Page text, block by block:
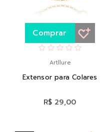
Comprar
Artllure
Extensor para Colares
R$ 29,00